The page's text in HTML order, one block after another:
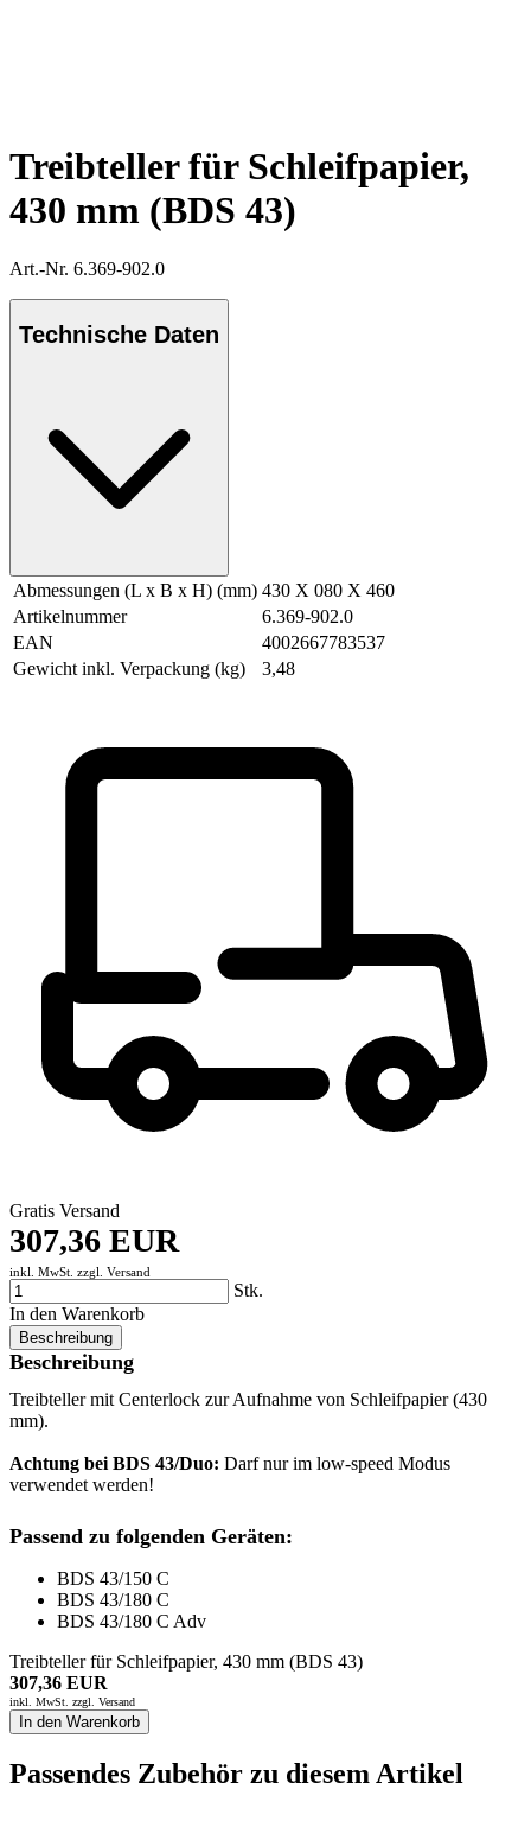
Treibteller für Schleifpapier,
430 mm (BDS 43)
Art.-Nr. 6.369-902.0
Technische Daten
Abmessungen (L x B x H) (mm) 430 X 080 X 460
Artikelnummer
6.369-902.0
EAN
4002667783537
Gewicht inkl. Verpackung (kg)
3,48
Gratis Versand
307,36 EUR
inkl. MwSt. zzgl. Versand
Stk.
In den Warenkorb
Beschreibung
Beschreibung
Treibteller mit Centerlock zur Aufnahme von Schleifpapier (430
mm).
Achtung bei BDS 43/Duo: Darf nur im low-speed Modus
verwendet werden!
Passend zu folgenden Geräten:
BDS 43/150 C
BDS 43/180 C
BDS 43/180 C Adv
Treibteller für Schleifpapier, 430 mm (BDS 43)
307,36 EUR
inkl. MwSt. zzgl. Versand
In den Warenkorb
Passendes Zubehör zu diesem Artikel